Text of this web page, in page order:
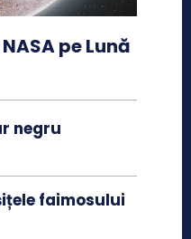
pe Lună
negru
faimosului